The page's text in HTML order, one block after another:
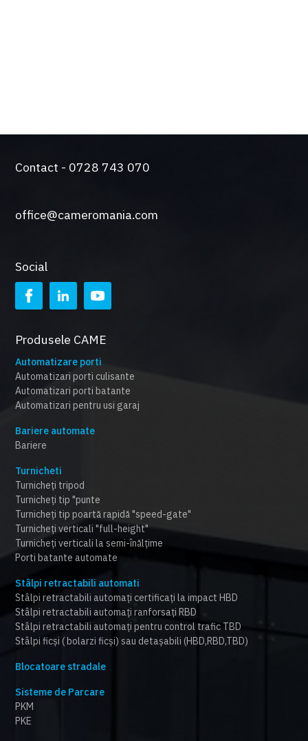
Contact - 0728 743 070
office@cameromania.com
Social
Produsele CAME
Automatizare porti
Automatizari porti culisante
Automatizari porti batante
Automatizari pentru usi garaj
Bariere automate
Bariere
Turnicheti
Turnicheți tripod
Turnicheți tip "punte
Turnicheți tip poartă rapidă "speed-gate"
Turnicheți verticali "full-height"
Turnicheți verticali la semi-înălțime
Porti batante automate
Stâlpi retractabili automati
Stâlpi retractabili automați certificați la impact HBD
Stâlpi retractabili automați ranforsați RBD
Stâlpi retractabili automați pentru control trafic TBD
Stâlpi ficși ( bolarzi ficși) sau detașabili (HBD,RBD,TBD)
Blocatoare stradale
Sisteme de Parcare
PKM
PKE